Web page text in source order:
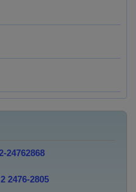
24762868
2476-2805